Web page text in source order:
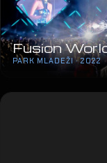
Fusion
PARK MLADEŽI · 2022